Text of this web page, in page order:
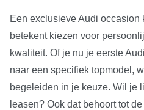
Een exclusieve Audi occasion
betekent kiezen voor
kwaliteit. Of je nu je eerste
naar een specifiek topmodel,
begeleiden in je keuze. Wil je
leasen? Ook dat behoort tot